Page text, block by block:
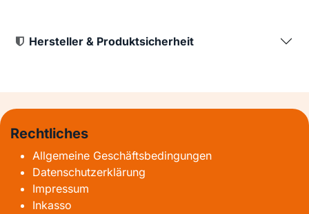
Hersteller & Produktsicherheit
Rechtliches
Allgemeine Geschäftsbedingungen
Datenschutzerklärung
Impressum
Inkasso